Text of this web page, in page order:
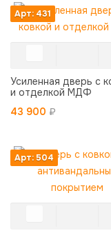
Арт: 431
Усиленная дверь с
и отделкой МДФ
43 900 ₽
Арт: 504